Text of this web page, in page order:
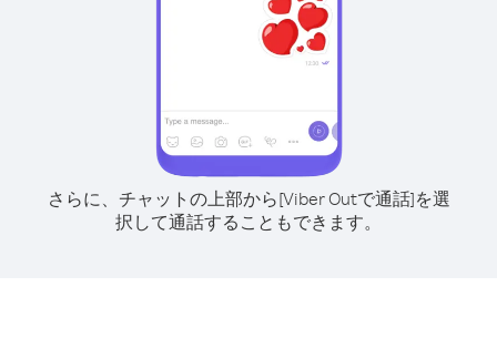
さらに、チャットの上部から[Viber Outで通話]を選
択して通話することもできます。